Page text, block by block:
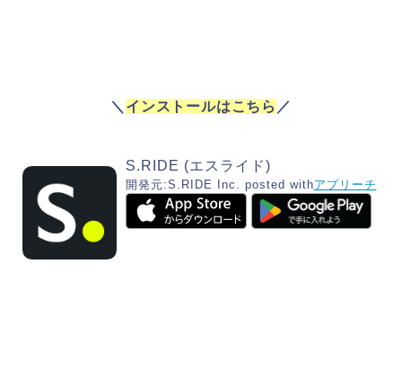
＼ インストールはこちら ／
S.RIDE (エスライド)
開発元:S.RIDE Inc. posted withアプリーチ